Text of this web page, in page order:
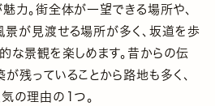
力。街全体が一望できる場所や、
が見渡せる場所が多く、坂道を歩
な景観を楽しめます。昔からの伝
残っていることから路地も多く、
の理由の１つ。